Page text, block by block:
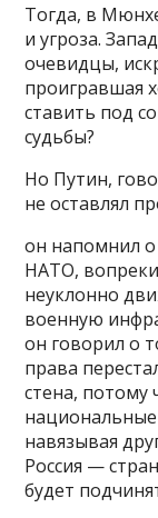
Тогда, в
и угроза.
очевидцы,
проигравшая
ставить под
судьбы?
Но Путин,
не оставлял
он напомнил
НАТО,
неуклонно
военную
он говорил о
права
стена, потому
национальные
навязывая
Россия —
будет